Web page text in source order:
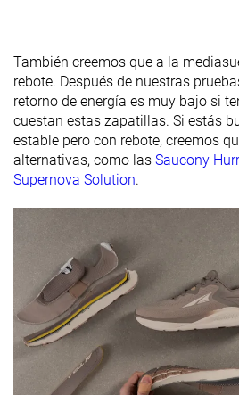
Antepié
laboratorio
Antepié
marca
30.0 mm
Anchuras
disponibles
Estándar
Ancho
Todas las
estaciones
Removable
insole
✓ ✓
Clasificación 42% inferior
Popularidad #124 Top 34%
También creemos que a la
rebote. Después de nuestras
retorno de energía es muy bajo si
cuestan estas zapatillas. Si estás
estable pero con rebote, creemos
alternativas, como las Saucony
Supernova Solution.